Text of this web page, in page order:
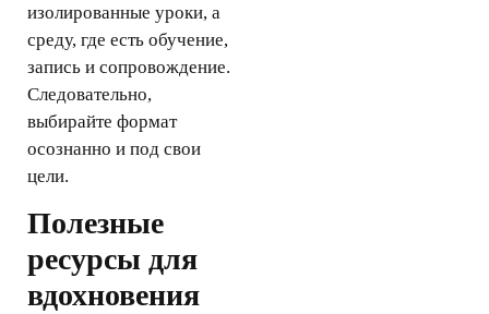
изолированные уроки, а
среду, где есть обучение,
запись и сопровождение.
Следовательно,
выбирайте формат
осознанно и под свои
цели.
Полезные
ресурсы для
вдохновения